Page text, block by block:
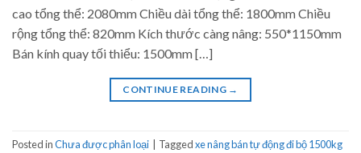
cao tổng thể: 2080mm Chiều dài tổng thể: 1800mm Chiều
rộng tổng thể: 820mm Kích thước càng nâng: 550*1150mm
Bán kính quay tối thiểu: 1500mm […]
CONTINUE READING →
Posted inChưa được phân loại Taggedxe nâng bán tự động đi bộ 1500kg